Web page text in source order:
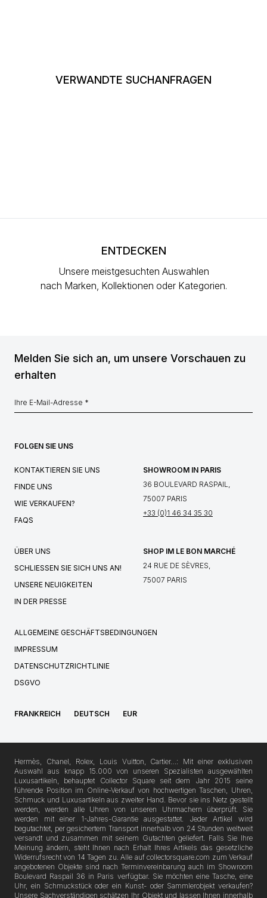
VERWANDTE SUCHANFRAGEN
ENTDECKEN
Unsere meistgesuchten Auswahlen
nach Marken, Kollektionen oder Kategorien.
Melden Sie sich an, um unsere Vorschauen zu
erhalten
FOLGEN SIE UNS
KONTAKTIEREN SIE UNS
FINDE UNS
WIE VERKAUFEN?
FAQS
SHOWROOM IN PARIS
36 BOULEVARD RASPAIL,
75007 PARIS
+33 (0)1 46 34 35 30
ÜBER UNS
SCHLIESSEN SIE SICH UNS AN!
UNSERE NEUIGKEITEN
IN DER PRESSE
SHOP IM LE BON MARCHÉ
24 RUE DE SÈVRES,
75007 PARIS
ALLGEMEINE GESCHÄFTSBEDINGUNGEN
IMPRESSUM
DATENSCHUTZRICHTLINIE
DSGVO
FRANKREICH DEUTSCH EUR
Hermès, Chanel, Rolex, Louis Vuitton, Cartier…: Mit einer exklusiven
Auswahl aus knapp 15.000 von unseren Spezialisten ausgewählten
Luxusartikeln, behauptet Collector Square seit dem Jahr 2015 seine
führende Position im Online-Verkauf von hochwertigen Taschen, Uhren,
Schmuck und Luxusartikeln aus zweiter Hand. Bevor sie ins Netz gestellt
werden, werden alle Uhren von unseren Uhrmachern überprüft. Sie
werden mit einer 1-Jahres-Garantie ausgestattet. Jeder Artikel wird
begutachtet, per gesichertem Transport innerhalb von 24 Stunden weltweit
versandt und zusammen mit seinem Gutachten geliefert. Falls Sie Ihre
Meinung ändern, steht Ihnen nach Erhalt Ihres Artikels das gesetzliche
Widerrufsrecht von 14 Tagen zu. Alle auf collectorsquare.com zum Verkauf
angebotenen Objekte sind nach Terminvereinbarung auch im Showroom
Boulevard Raspail 36 in Paris verfügbar. Sie möchten eine Tasche, eine
Uhr, ein Schmuckstück oder ein Kunst- oder Sammlerobjekt verkaufen?
Unsere Sachverständigen schätzen Ihr Objekt und lassen Ihnen innerhalb